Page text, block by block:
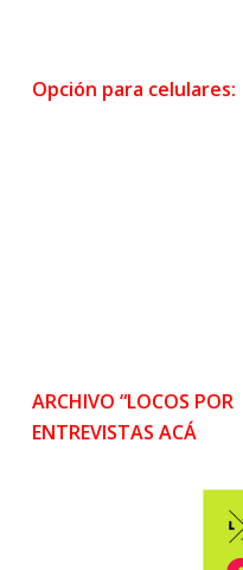
Opción para celulares:
ARCHIVO “LOCOS POR
ENTREVISTAS ACÁ